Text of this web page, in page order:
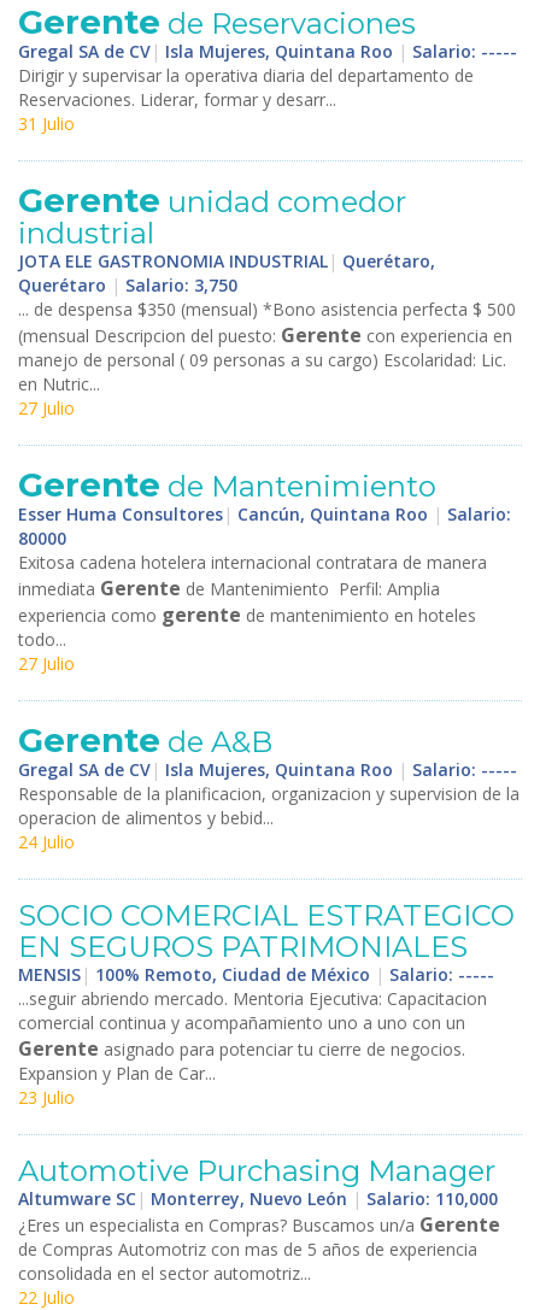
Gerente de Reservaciones
Gregal SA de CV | Isla Mujeres, Quintana Roo | Salario: -----
Dirigir y supervisar la operativa diaria del departamento de
Reservaciones. Liderar, formar y desarr...
31 Julio
Gerente unidad comedor
industrial
JOTA ELE GASTRONOMIA INDUSTRIAL | Querétaro,
Querétaro | Salario: 3,750
... de despensa $350 (mensual) *Bono asistencia perfecta $ 500
(mensual Descripcion del puesto: Gerente con experiencia en
manejo de personal ( 09 personas a su cargo) Escolaridad: Lic.
en Nutric...
27 Julio
Gerente de Mantenimiento
Esser Huma Consultores | Cancún, Quintana Roo | Salario:
80000
Exitosa cadena hotelera internacional contratara de manera
inmediata Gerente de Mantenimiento Perfil: Amplia
experiencia como gerente de mantenimiento en hoteles
todo...
27 Julio
Gerente de A&B
Gregal SA de CV | Isla Mujeres, Quintana Roo | Salario: -----
Responsable de la planificacion, organizacion y supervision de la
operacion de alimentos y bebid...
24 Julio
SOCIO COMERCIAL ESTRATEGICO
EN SEGUROS PATRIMONIALES
MENSIS | 100% Remoto, Ciudad de México | Salario: -----
...seguir abriendo mercado. Mentoria Ejecutiva: Capacitacion
comercial continua y acompañamiento uno a uno con un
Gerente asignado para potenciar tu cierre de negocios.
Expansion y Plan de Car...
23 Julio
Automotive Purchasing Manager
Altumware SC | Monterrey, Nuevo León | Salario: 110,000
¿Eres un especialista en Compras? Buscamos un/a Gerente
de Compras Automotriz con mas de 5 años de experiencia
consolidada en el sector automotriz...
22 Julio